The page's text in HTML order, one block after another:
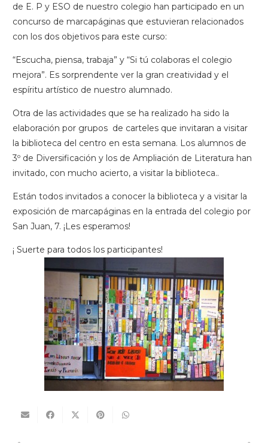
de E. P y ESO de nuestro colegio han participado en un
concurso de marcapáginas que estuvieran relacionados
con los dos objetivos para este curso:
“Escucha, piensa, trabaja” y “Si tú colaboras el colegio
mejora”. Es sorprendente ver la gran creatividad y el
espíritu artístico de nuestro alumnado.
Otra de las actividades que se ha realizado ha sido la
elaboración por grupos de carteles que invitaran a visitar
la biblioteca del centro en esta semana. Los alumnos de
3º de Diversificación y los de Ampliación de Literatura han
invitado, con mucho acierto, a visitar la biblioteca..
Están todos invitados a conocer la biblioteca y a visitar la
exposición de marcapáginas en la entrada del colegio por
San Juan, 7. ¡Les esperamos!
¡ Suerte para todos los participantes!